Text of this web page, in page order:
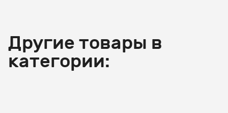
Другие товары в
категории: